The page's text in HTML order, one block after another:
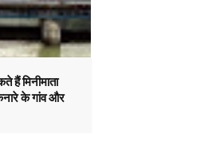
मिनीमाता
के गांव और